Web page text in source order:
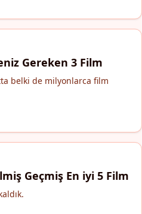
Gereken 3 Film
belki de milyonlarca film
Geçmiş En iyi 5 Film